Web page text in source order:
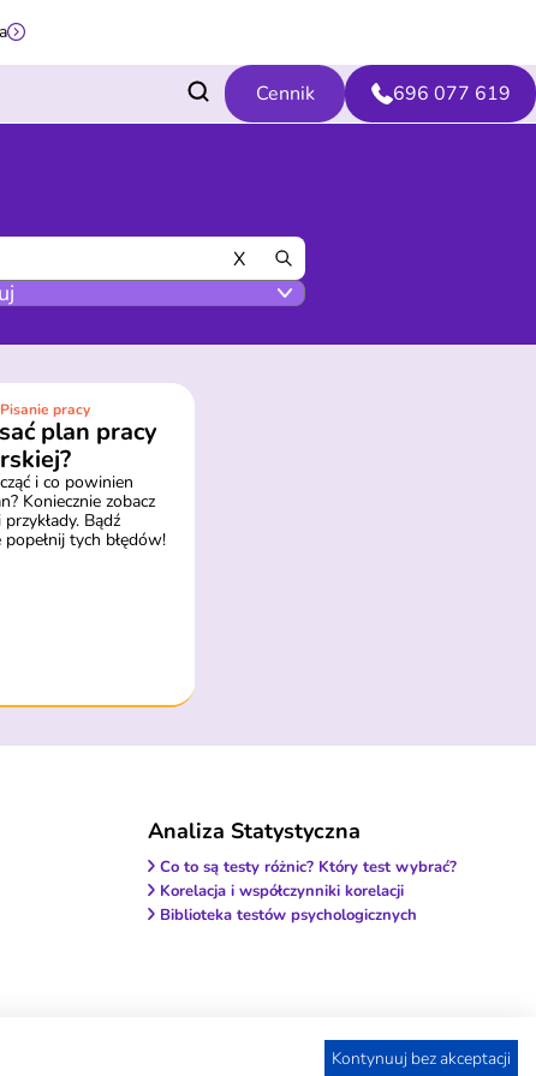
Cennik 696 077 619
X
pracy
plan pracy
i co powinien
Koniecznie zobacz
Bądź
tych błędów!
Analiza Statystyczna
Co to są testy różnic? Który test wybrać?
Korelacja i współczynniki korelacji
Biblioteka testów psychologicznych
Kontynuuj bez akceptacji